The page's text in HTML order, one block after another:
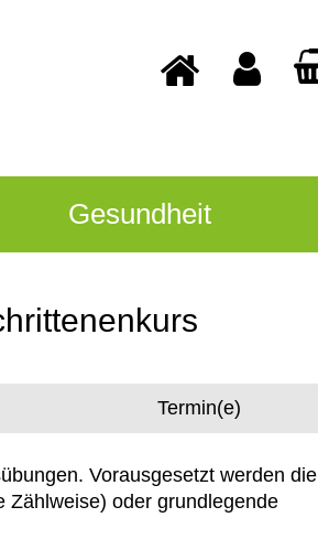
Gesundheit
Termin(e)
Vorausgesetzt werden die
Zählweise) oder grundlegende